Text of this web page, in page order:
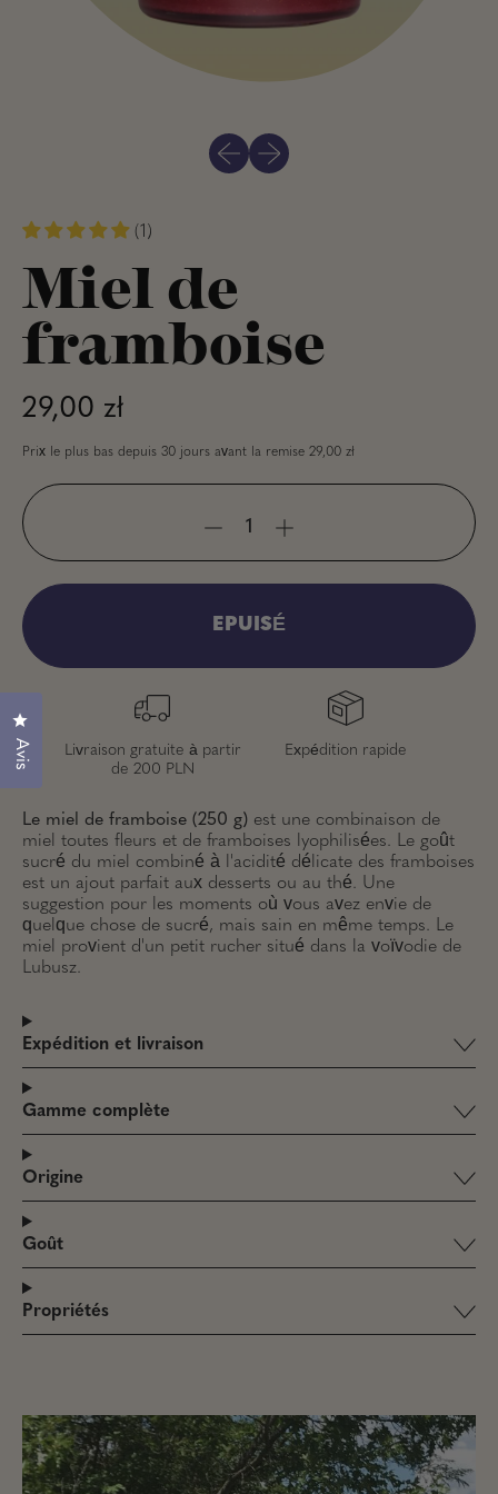
Diapositive précédente
Diapositive suivante
(1)
Miel de
framboise
Prix normal
29,00 zł
Prix ​​le plus bas depuis 30 jours avant la remise 29,00 zł
EPUISÉ
Livraison gratuite à partir
de 200 PLN
Expédition rapide
Le miel de framboise (250 g) est une combinaison de
miel toutes fleurs et de framboises lyophilisées. Le goût
sucré du miel combiné à l'acidité délicate des framboises
est un ajout parfait aux desserts ou au thé. Une
suggestion pour les moments où vous avez envie de
quelque chose de sucré, mais sain en même temps. Le
miel provient d'un petit rucher situé dans la voïvodie de
Lubusz.
Expédition et livraison
Gamme complète
Origine
Goût
Propriétés
Avis
Cliquez pour ouvrir la fenêtre des avis